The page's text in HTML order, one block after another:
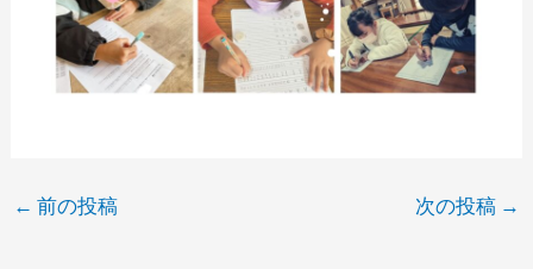
← 前の投稿 次の投稿 →